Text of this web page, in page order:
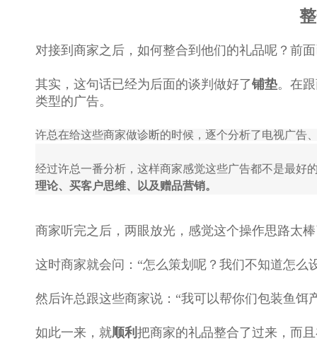
对接到商家之后，如何整合到他们的礼品呢？前
其实，这句话已经为后面的谈判做好了铺垫。在
类型的广告。
许总在给这些商家做诊断的时候，逐个分析了电视广告
经过许总一番分析，这样商家感觉这些广告都不是最好
理论、买客户思维、以及赠品营销。
商家听完之后，两眼放光，感觉这个操作思路太
这时商家就会问：“怎么策划呢？我们不知道怎
然后许总跟这些商家说：“我可以帮你们包装鱼
如此一来，就顺利 把商家的礼品整合了过来，而